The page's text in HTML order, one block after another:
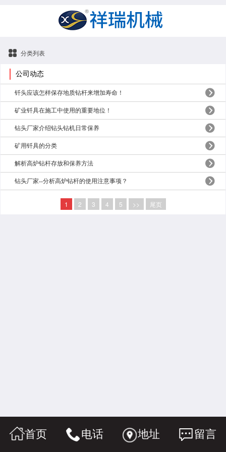
分类列表
公司动态
钎头应该怎样保存地质钻杆来增加寿命！
矿业钎具在施工中使用的重要地位！
钻头厂家介绍钻头钻机日常保养
矿用钎具的分类
解析高炉钻杆存放和保养方法
钻头厂家--分析高炉钻杆的使用注意事项？
1 2 3 4 5 >> 尾页
首页 电话 地址 留言